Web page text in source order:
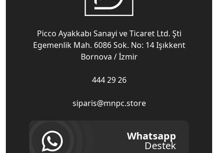
Picco Ayakkabı Sanayi ve Ticaret Ltd. Şti
Egemenlik Mah. 6086 Sok. No: 14 Işıkkent
Bornova / İzmir
444 29 26
siparis@mnpc.store
Whatsapp
Destek